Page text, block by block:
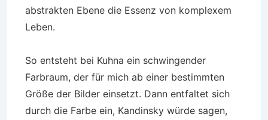
abstrakten Ebene die Essenz von komplexem
Leben.
So entsteht bei Kuhna ein schwingender
Farbraum, der für mich ab einer bestimmten
Größe der Bilder einsetzt. Dann entfaltet sich
durch die Farbe ein, Kandinsky würde sagen,